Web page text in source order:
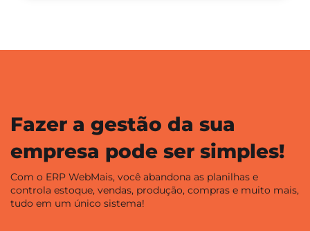
Fazer a gestão da sua
empresa pode ser simples!
Com o ERP WebMais, você abandona as planilhas e
controla estoque, vendas, produção, compras e muito mais,
tudo em um único sistema!